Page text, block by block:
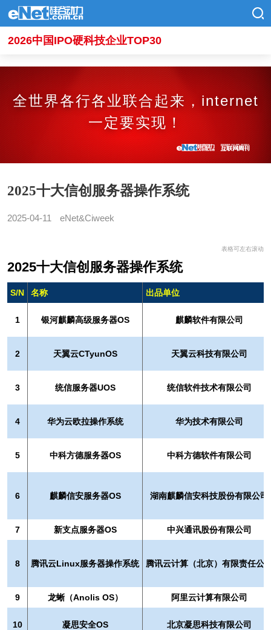
2026中国IPO硬科技企业TOP30
全世界各行各业联合起来，internet
一定要实现！
2025十大信创服务器操作系统
2025-04-11 eNet&Ciweek
表格可左右滚动
2025十大信创服务器操作系统
S/N 名称 出品单位
1 银河麒麟高级服务器OS 麒麟软件有限公司
2 天翼云CTyunOS 天翼云科技有限公司
3 统信服务器UOS 统信软件技术有限公司
4 华为云欧拉操作系统 华为技术有限公司
5 中科方德服务器OS 中科方德软件有限公司
6 麒麟信安服务器OS 湖南麒麟信安科技股份有限公司
7 新支点服务器OS 中兴通讯股份有限公司
8 腾讯云Linux服务器操作系统 腾讯云计算（北京）有限责任公
9 龙蜥（Anolis OS） 阿里云计算有限公司
10 凝思安全OS 北京凝思科技有限公司